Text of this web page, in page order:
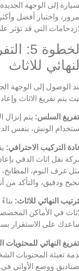
إلى الوجهة
واختيار أفضل
التي قد تؤثر
للاثاث
الوصول إلى الوجهة
يتم تفريغ الاثاث
السلس: يتم إنزال
الونش، بنفس
التركيب الاحترافي:
نقل اثاث الدقي
غرف النوم،
ودقيق، والتأكد من
النهائي للاثاث:
في الأماكن
على الاستقرار
النهائي
تعبئة المحتويات
ووضع الأواني